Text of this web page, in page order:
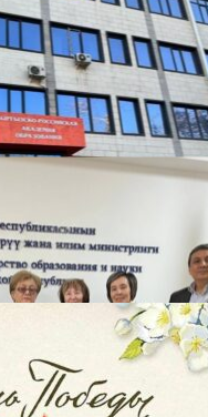
17.07.2026
В Кыргызстане
образовательные
и начального
13.07.2026
КЫРГЫЗКО-
ОБРАЗОВАНИЯ
10.07.2026
Медиа
СУЗАКТА 750
ПАЙДАЛАНУУГА
07.08.2025
Улуу Жеңиштин
29.04.2025